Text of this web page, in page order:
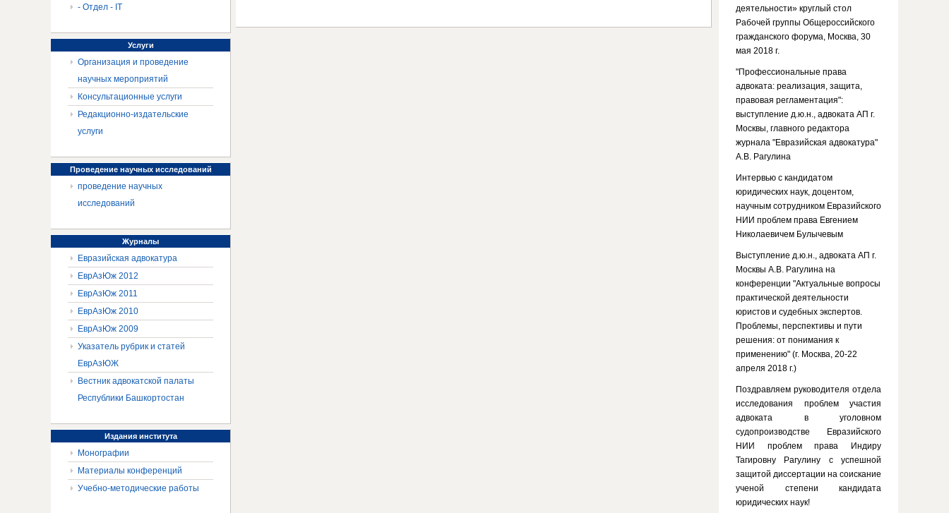
- Отдел - IT
Услуги
Организация и проведение
научных мероприятий
Консультационные услуги
Редакционно-издательские
услуги
Проведениенаучных исследований
проведение научных
исследований
Журналы
Евразийская адвокатура
ЕврАзЮж 2012
ЕврАзЮж 2011
ЕврАзЮж 2010
ЕврАзЮж 2009
Указатель рубрик и статей
ЕврАзЮЖ
Вестник адвокатской палаты
Республики Башкортостан
Изданияинститута
Монографии
Материалы конференций
Учебно-методические работы
деятельности» круглый стол
Рабочей группы Общероссийского
гражданского форума, Москва, 30
мая 2018 г.
"Профессиональные права
адвоката: реализация, защита,
правовая регламентация":
выступление д.ю.н., адвоката АП г.
Москвы, главного редактора
журнала "Евразийская адвокатура"
А.В. Рагулина
Интервью с кандидатом
юридических наук, доцентом,
научным сотрудником Евразийского
НИИ проблем права Евгением
Николаевичем Булычевым
Выступление д.ю.н., адвоката АП г.
Москвы А.В. Рагулина на
конференции "Актуальные вопросы
практической деятельности
юристов и судебных экспертов.
Проблемы, перспективы и пути
решения: от понимания к
применению" (г. Москва, 20-22
апреля 2018 г.)
Поздравляем руководителя отдела
исследования проблем участия
адвоката в уголовном
судопроизводстве Евразийского
НИИ проблем права Индиру
Тагировну Рагулину с успешной
защитой диссертации на соискание
ученой степени кандидата
юридических наук!